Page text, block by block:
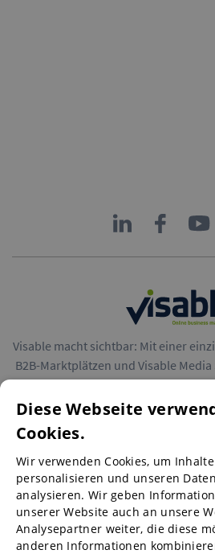
Visable macht sichtbar: Mit einer
B2B-Marktplätzen und Visable
Reichweite von
B2B-Marktplätze
Visable Media Services
Diese Webseite
Cookies.
Wir verwenden Cookies, um
personalisieren und unseren
analysieren. Wir geben
unserer Website auch an unsere
Analysepartner weiter, die diese
anderen Informationen